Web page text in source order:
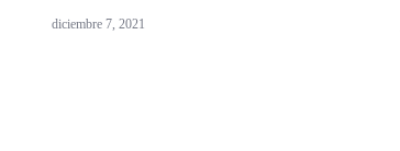
diciembre 7, 2021